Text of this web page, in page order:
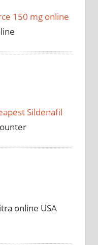
150 mg online
Sildenafil
online USA